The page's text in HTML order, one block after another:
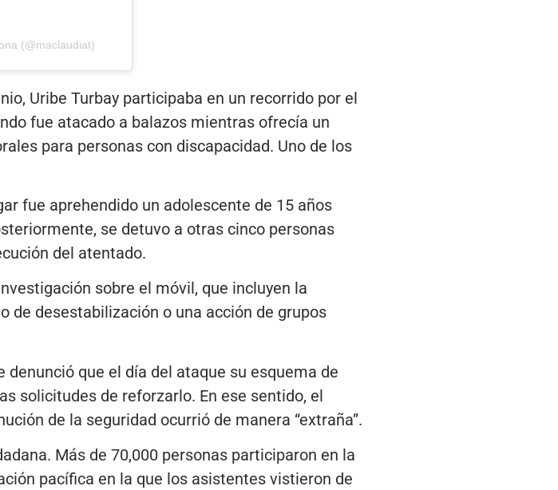
(@maclaudiat)
Uribe Turbay participaba en un recorrido por el
fue atacado a balazos mientras ofrecía un
para personas con discapacidad. Uno de los
fue aprehendido un adolescente de 15 años
se detuvo a otras cinco personas
del atentado.
sobre el móvil, que incluyen la
de desestabilización o una acción de grupos
que el día del ataque su esquema de
solicitudes de reforzarlo. En ese sentido, el
de la seguridad ocurrió de manera “extraña”.
Más de 70,000 personas participaron en la
pacífica en la que los asistentes vistieron de